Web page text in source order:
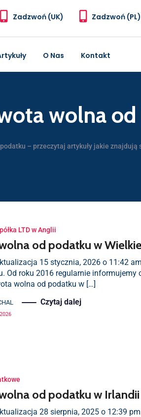
Zadzwoń (UK) Zadzwoń (PL)
O Nas Kontakt
wolna
– przeczytaj artykuły jakie znajdują
LTD w Anglii
od podatku w
15 stycznia, 2026 o 11:42
Od roku 2016 regularnie
wolna od podatku w […]
Czytaj dalej
od podatku w
28 sierpnia, 2025 o 12:39